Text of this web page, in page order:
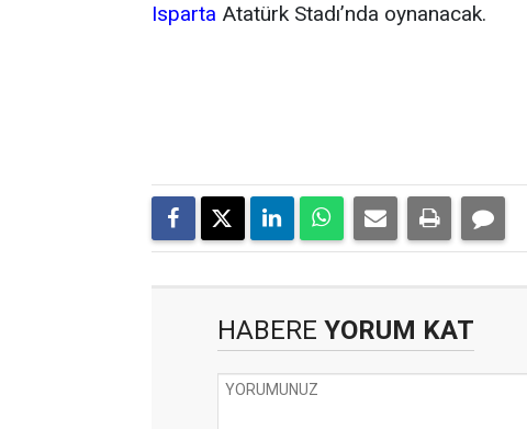
Isparta Atatürk Stadı’nda oynanacak.
HABERE YORUM KAT